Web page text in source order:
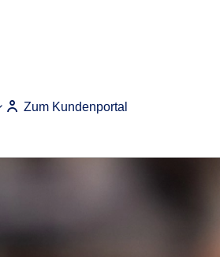
Zum Kundenportal